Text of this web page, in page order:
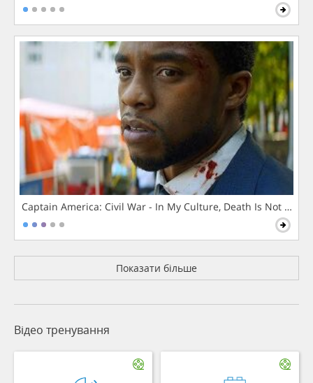
Captain America: Civil War - In My Culture, Death Is Not The
Показати більше
Відео тренування